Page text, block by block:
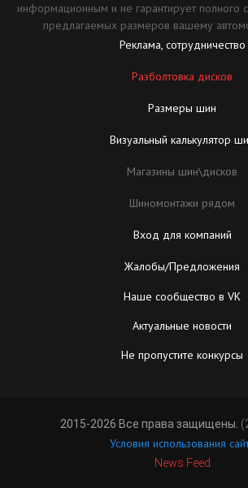
информационным и не гарантирует полного
предлагаемых размеров вашему
Реклама, сотрудничество
Разболтовка дисков
Размеры шин
Визуальный калькулятор
Магазины шин\дисков
Шиномонтажи рядом
Вход для компаний
Жалобы/Предложения
Наше сообщество в VK
Актуальные новости
Не пропустите конкурсы
2015-2026 Все права защищены.
Условия использования
News Feed